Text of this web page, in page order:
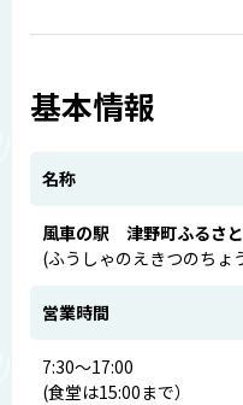
基本情報
名称
風車の駅 津野町ふるさ
(ふうしゃのえきつのちょ
営業時間
7:30～17:00
(食堂は15:00まで）